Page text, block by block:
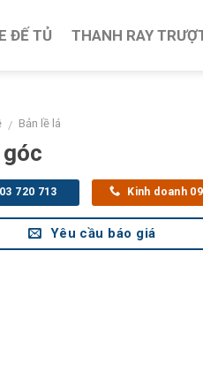
ĐẾ TỦ THANH RAY
/ Bản lề lá
góc
720 713 Kinh doanh
Yêu cầu báo giá